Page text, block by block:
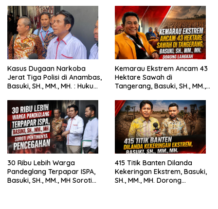
Kasus Dugaan Narkoba
Jerat Tiga Polisi di Anambas,
Basuki, SH., MM., MH. : Hukum
Kemarau Ekstrem Ancam 43
Hektare Sawah di
Tangerang, Basuki, SH., MM.,
Pemerintah
30 Ribu Lebih Warga
Pandeglang Terpapar ISPA,
Basuki, SH., MM., MH Soroti
415 Titik Banten Dilanda
Kekeringan Ekstrem, Basuki,
SH., MM., MH. Dorong